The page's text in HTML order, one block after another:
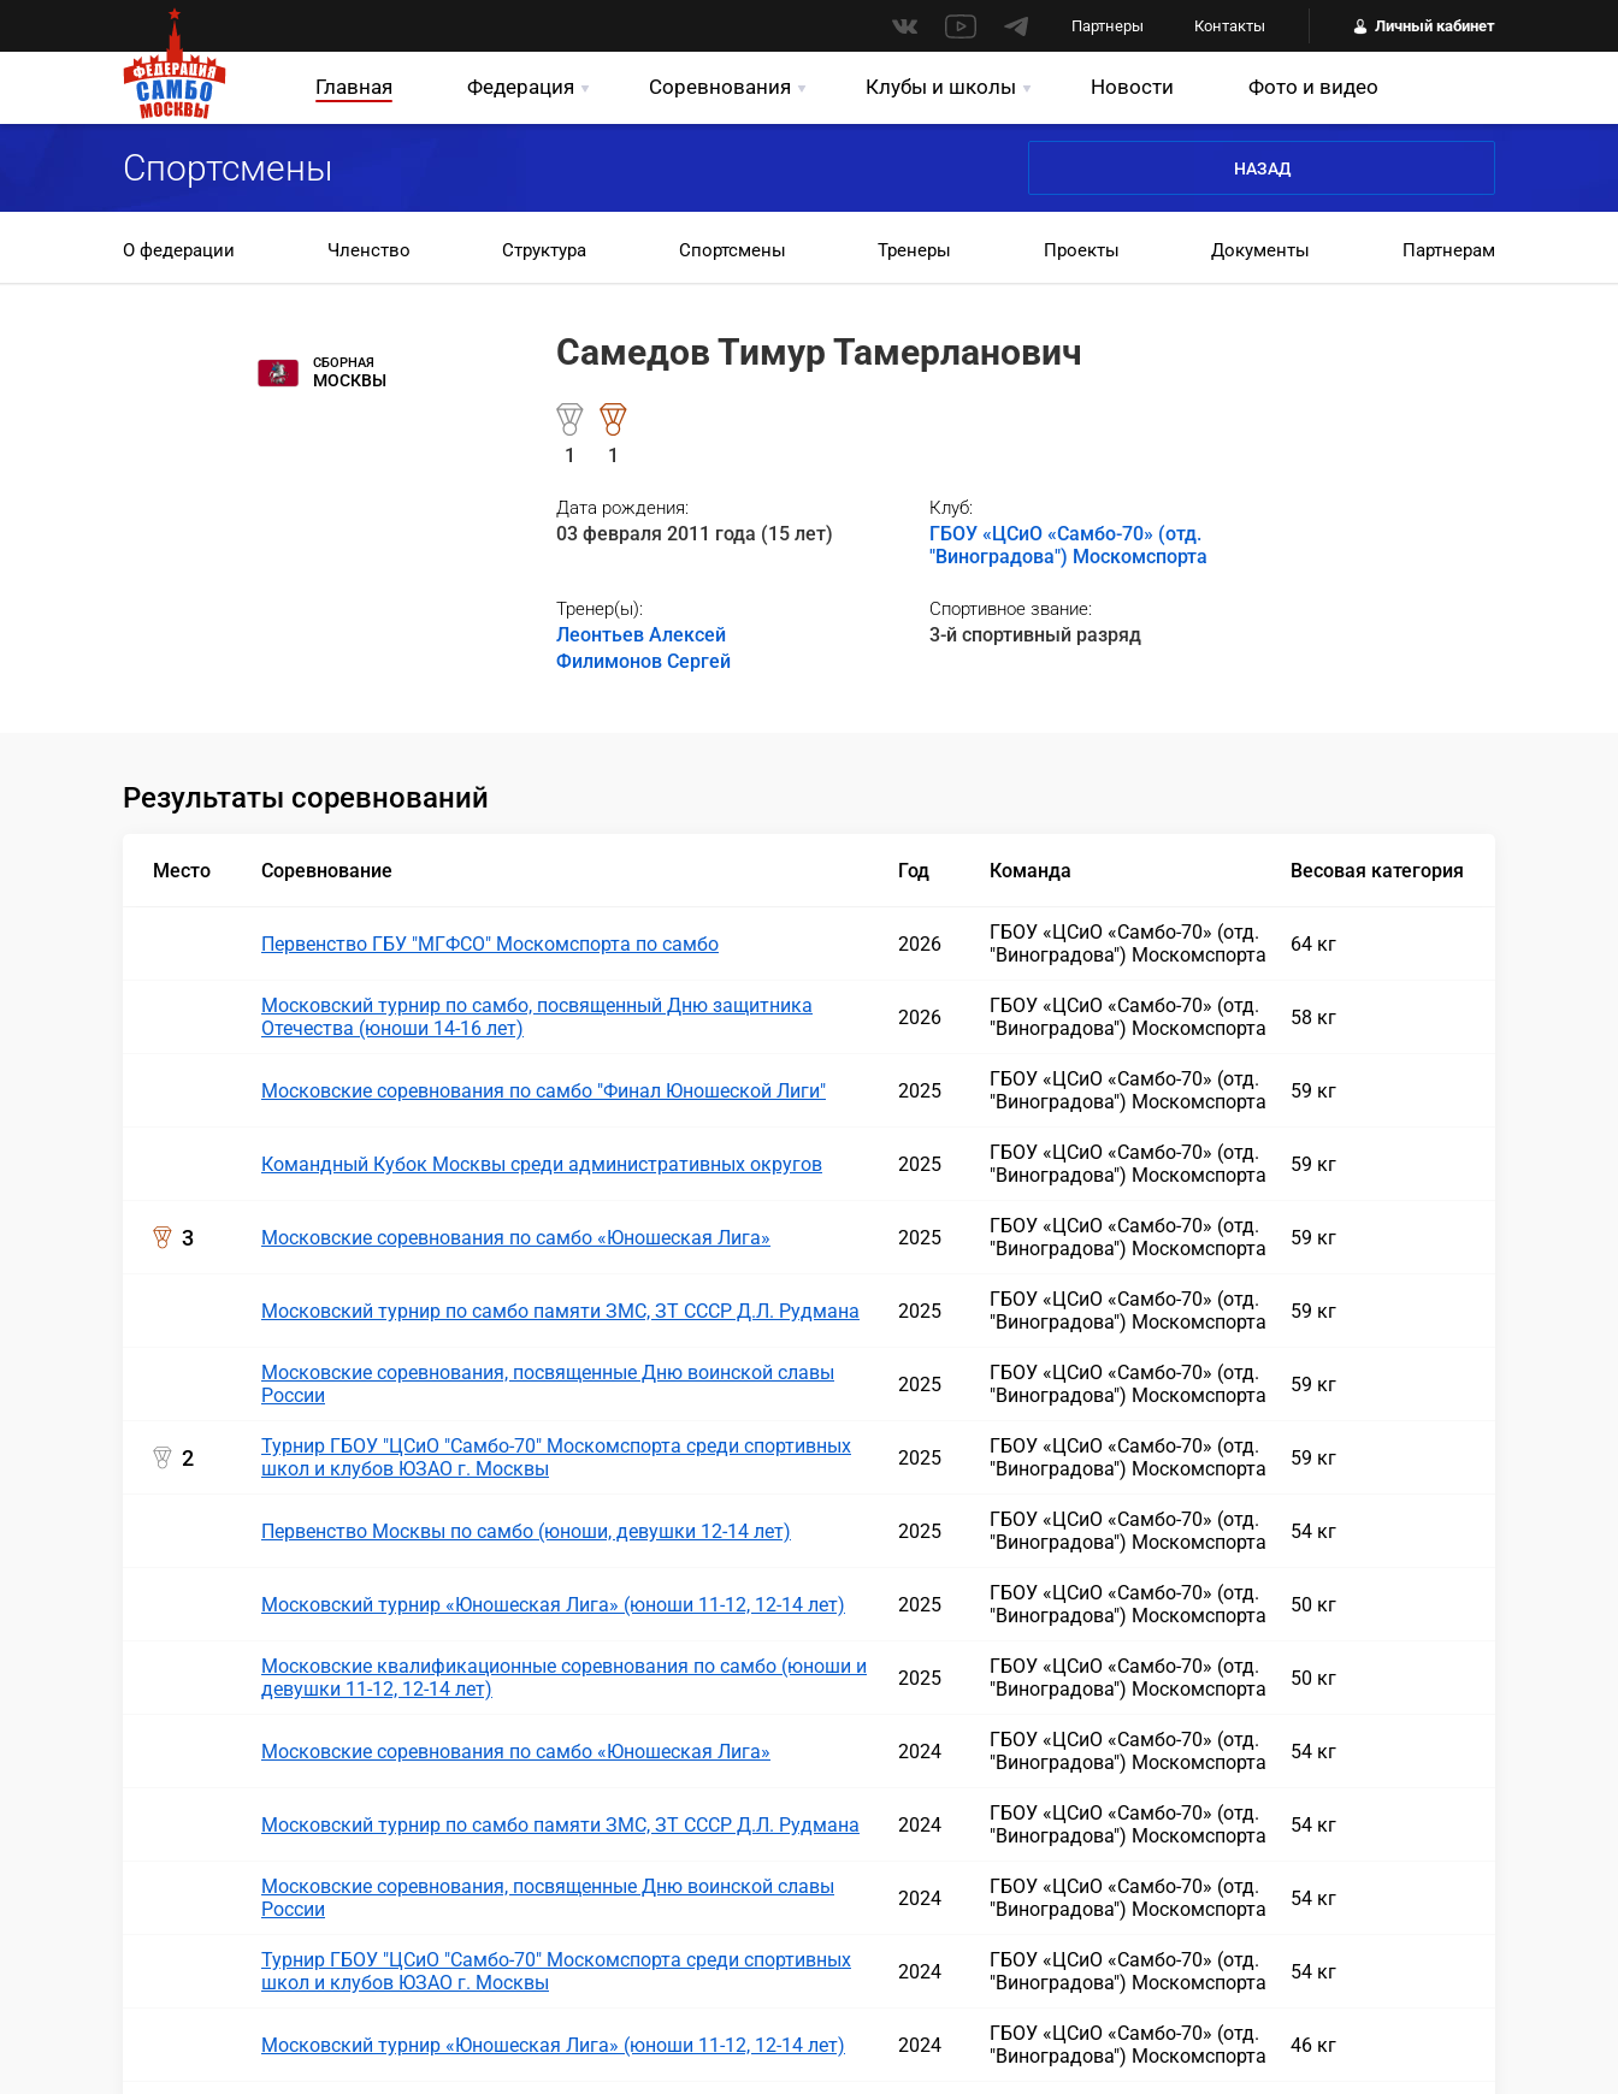
Партнеры Контакты Личный кабинет
Главная Федерация Соревнования Клубы и школы Новости Фото и видео
Спортсмены НАЗАД
О федерации Членство Структура Спортсмены Тренеры Проекты Документы Партнерам
СБОРНАЯ
МОСКВЫ
Самедов Тимур Тамерланович
1 1
Дата рождения:
03 февраля 2011 года (15 лет)
Клуб:
ГБОУ «ЦСиО «Самбо-70» (отд.
"Виноградова") Москомспорта
Тренер(ы):
Леонтьев Алексей
Филимонов Сергей
Спортивное звание:
3-й спортивный разряд
Результаты соревнований
Место Соревнование Год Команда Весовая категория
Первенство ГБУ "МГФСО" Москомспорта по самбо 2026
ГБОУ «ЦСиО «Самбо-70» (отд.
"Виноградова") Москомспорта
64 кг
Московский турнир по самбо, посвященный Дню защитника
Отечества (юноши 14-16 лет)
2026
ГБОУ «ЦСиО «Самбо-70» (отд.
"Виноградова") Москомспорта
58 кг
Московские соревнования по самбо "Финал Юношеской Лиги" 2025
ГБОУ «ЦСиО «Самбо-70» (отд.
"Виноградова") Москомспорта
59 кг
Командный Кубок Москвы среди административных округов 2025
ГБОУ «ЦСиО «Самбо-70» (отд.
"Виноградова") Москомспорта
59 кг
3 Московские соревнования по самбо «Юношеская Лига» 2025
ГБОУ «ЦСиО «Самбо-70» (отд.
"Виноградова") Москомспорта
59 кг
Московский турнир по самбо памяти ЗМС, ЗТ СССР Д.Л. Рудмана 2025
ГБОУ «ЦСиО «Самбо-70» (отд.
"Виноградова") Москомспорта
59 кг
Московские соревнования, посвященные Дню воинской славы
России
2025
ГБОУ «ЦСиО «Самбо-70» (отд.
"Виноградова") Москомспорта
59 кг
2
Турнир ГБОУ "ЦСиО "Самбо-70" Москомспорта среди спортивных
школ и клубов ЮЗАО г. Москвы
2025
ГБОУ «ЦСиО «Самбо-70» (отд.
"Виноградова") Москомспорта
59 кг
Первенство Москвы по самбо (юноши, девушки 12-14 лет) 2025
ГБОУ «ЦСиО «Самбо-70» (отд.
"Виноградова") Москомспорта
54 кг
Московский турнир «Юношеская Лига» (юноши 11-12, 12-14 лет) 2025
ГБОУ «ЦСиО «Самбо-70» (отд.
"Виноградова") Москомспорта
50 кг
Московские квалификационные соревнования по самбо (юноши и
девушки 11-12, 12-14 лет)
2025
ГБОУ «ЦСиО «Самбо-70» (отд.
"Виноградова") Москомспорта
50 кг
Московские соревнования по самбо «Юношеская Лига» 2024
ГБОУ «ЦСиО «Самбо-70» (отд.
"Виноградова") Москомспорта
54 кг
Московский турнир по самбо памяти ЗМС, ЗТ СССР Д.Л. Рудмана 2024
ГБОУ «ЦСиО «Самбо-70» (отд.
"Виноградова") Москомспорта
54 кг
Московские соревнования, посвященные Дню воинской славы
России
2024
ГБОУ «ЦСиО «Самбо-70» (отд.
"Виноградова") Москомспорта
54 кг
Турнир ГБОУ "ЦСиО "Самбо-70" Москомспорта среди спортивных
школ и клубов ЮЗАО г. Москвы
2024
ГБОУ «ЦСиО «Самбо-70» (отд.
"Виноградова") Москомспорта
54 кг
Московский турнир «Юношеская Лига» (юноши 11-12, 12-14 лет) 2024
ГБОУ «ЦСиО «Самбо-70» (отд.
"Виноградова") Москомспорта
46 кг